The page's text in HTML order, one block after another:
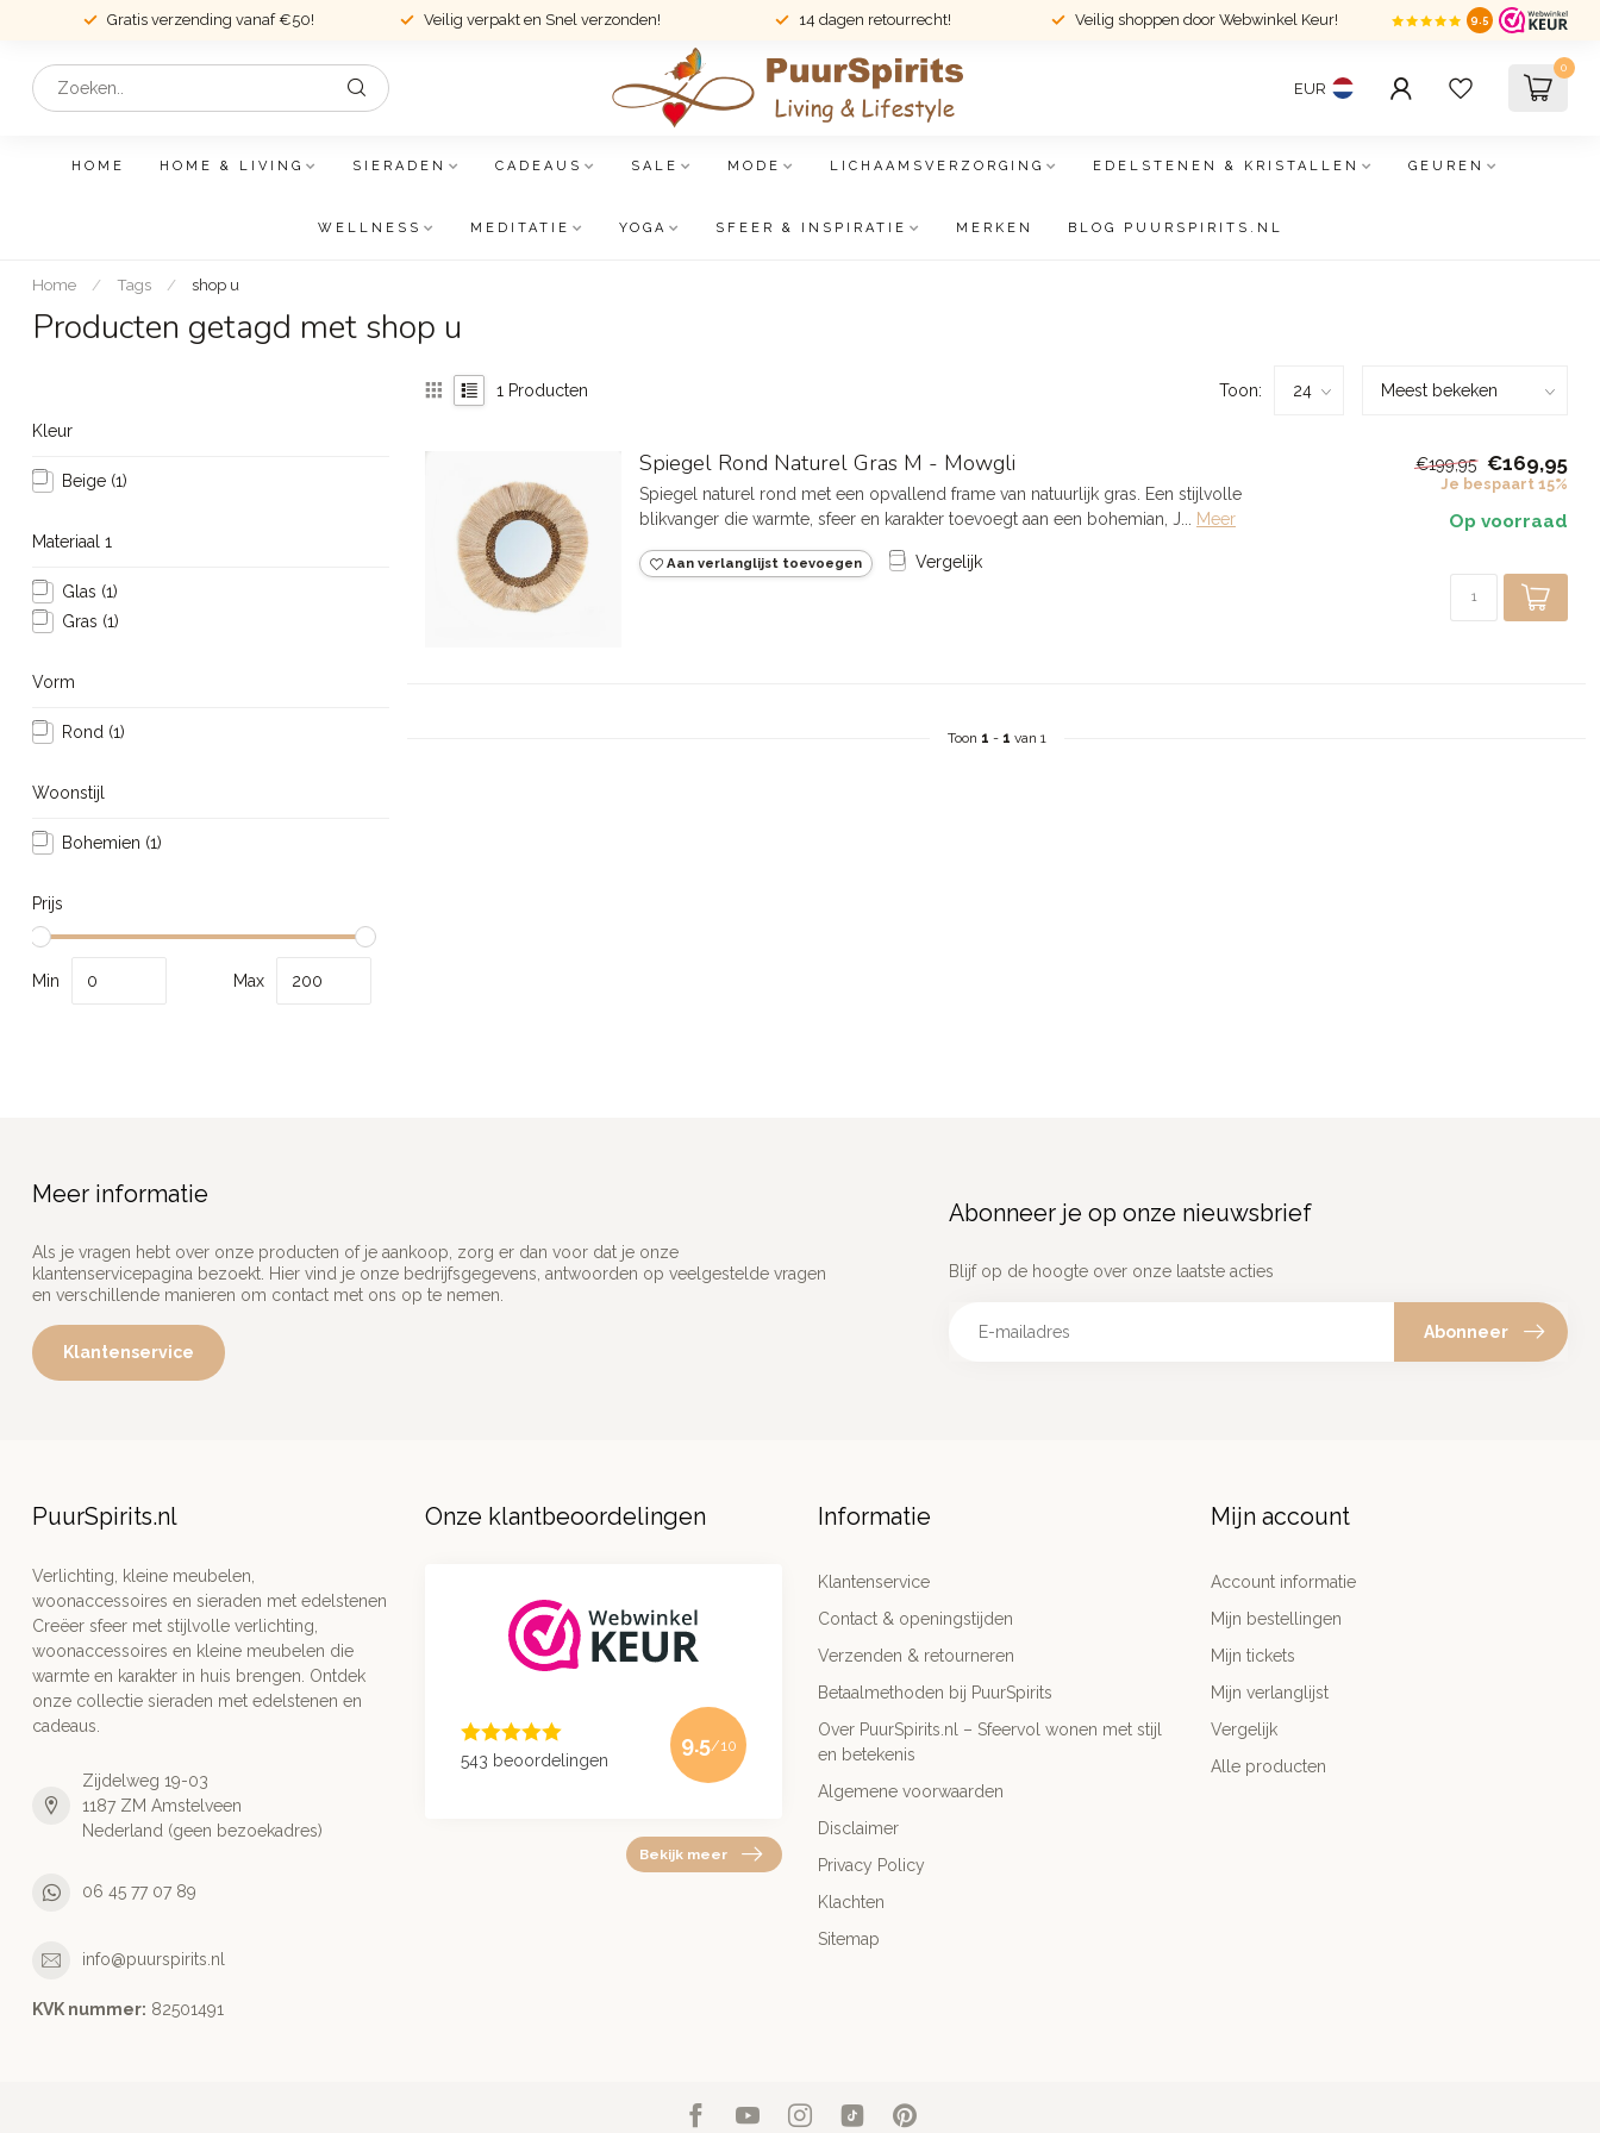
Gratis verzending vanaf €50! Veilig verpakt en Snel verzonden! 14 dagen retourrecht! Veilig shoppen door Webwinkel Keur! 9.5
EUR
0
HOME HOME & LIVING SIERADEN CADEAUS SALE MODE LICHAAMSVERZORGING EDELSTENEN & KRISTALLEN GEUREN
WELLNESS MEDITATIE YOGA SFEER & INSPIRATIE MERKEN BLOG PUURSPIRITS.NL
Home / Tags / shop u
Producten getagd met shop u
Kleur
Beige (1)
Materiaal 1
Glas (1)
Gras (1)
Vorm
Rond (1)
Woonstijl
Bohemien (1)
Prijs
Min Max
1 Producten Toon:
Spiegel Rond Naturel Gras M - Mowgli
Spiegel naturel rond met een opvallend frame van natuurlijk gras. Een stijlvolle
blikvanger die warmte, sfeer en karakter toevoegt aan een bohemian, J...
Meer
Aan verlanglijst toevoegen Vergelijk
€199,95 €169,95
Je bespaart 15%
Op voorraad
Toon 1 - 1 van 1
Meer informatie
Als je vragen hebt over onze producten of je aankoop, zorg er dan voor dat je onze
klantenservicepagina bezoekt. Hier vind je onze bedrijfsgegevens, antwoorden op veelgestelde vragen
en verschillende manieren om contact met ons op te nemen.
Klantenservice
Abonneer je op onze nieuwsbrief
Blijf op de hoogte over onze laatste acties
Abonneer
PuurSpirits.nl
Verlichting, kleine meubelen,
woonaccessoires en sieraden met edelstenen
Creëer sfeer met stijlvolle verlichting,
woonaccessoires en kleine meubelen die
warmte en karakter in huis brengen. Ontdek
onze collectie sieraden met edelstenen en
cadeaus.
Zijdelweg 19-03
1187 ZM Amstelveen
Nederland (geen bezoekadres)
06 45 77 07 89
info@puurspirits.nl
KVK nummer: 82501491
Onze klantbeoordelingen
543 beoordelingen
9.5/10
Bekijk meer
Informatie
Klantenservice
Contact & openingstijden
Verzenden & retourneren
Betaalmethoden bij PuurSpirits
Over PuurSpirits.nl – Sfeervol wonen met stijl
en betekenis
Algemene voorwaarden
Disclaimer
Privacy Policy
Klachten
Sitemap
Mijn account
Account informatie
Mijn bestellingen
Mijn tickets
Mijn verlanglijst
Vergelijk
Alle producten